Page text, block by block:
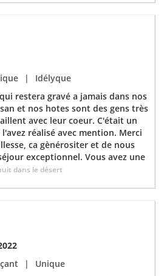
|
Idélyque
restera gravé a jamais dans nos
et nos hotes sont des gens très
avec leur coeur. C'était un
réalisé avec mention. Merci
ca gènérositer et de nous
exceptionnel. Vous avez une
dans le désert
|
Unique